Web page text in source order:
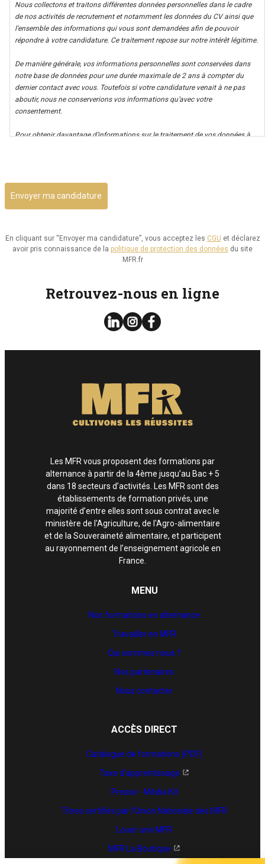
Nous collectons et traitons différentes données personnelles dans le cadre
de nos activités de recrutement et notamment les données du CV ainsi que
l’ensemble des informations qui vous sont demandées afin de pouvoir
répondre à votre candidature. Ce traitement repose sur notre intérêt légitime.
De manière générale, vos informations personnelles sont conservées dans
notre base de données pour une durée maximale de 2 ans à compter du
dernier contact avec vous. Toutefois si votre candidature venait à ne pas
aboutir, nous ne conserverions vos informations qu’avec votre
consentement.
Pour obtenir davantage d’informations sur le traitement de vos données à
Il vous est possible d’avoir un accès à vos données, ainsi que de les rectifier,
ou d’exercer votre droit à la limitation de leur utilisation. Par ailleurs, vous
disposez d’un droit d’opposition à cette utilisation et d’effacement de ces
Vous pouvez consulter le site de la CNIL.fr ou
Vous pouvez exercer les droits ci-dessus présentés en contactant notre
délégué à la protection des données à l’adresse dpo@mfr.asso.fr
En cliquant sur “Envoyer ma candidature”, vous acceptez les CGU et déclarez
avoir pris connaissance de la politique de protection des données du site
MFR.fr
Retrouvez-nous en ligne
Les MFR vous proposent des formations par
alternance à partir de la 4ème jusqu’au Bac + 5
dans 18 secteurs d’activités. Les MFR sont des
établissements de formation privés, une
majorité d’entre elles sont sous contrat avec le
ministère de l'Agriculture, de l'Agro-alimentaire
et de la Souveraineté alimentaire, et participent
au rayonnement de l’enseignement agricole en
France.
MENU
Nos formations en alternance
Travailler en MFR
Qui sommes nous ?
Nos partenaires
Nous contacter
ACCÈS DIRECT
Catalogue de formations (PDF)
Taxe d'apprentissage
Presse - Média Kit
Titres certifiés par l’Union Nationale des MFR
Louer une MFR
MFR La Boutique